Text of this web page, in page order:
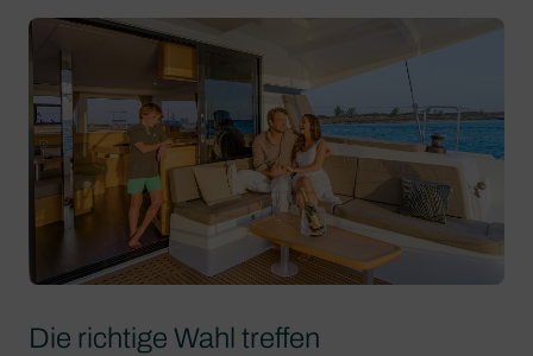
Die richtige Wahl treffen